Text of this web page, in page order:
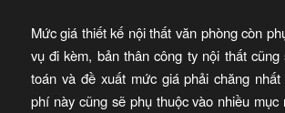
Mức giá thiết kế nội thất văn phòng còn
vụ đi kèm, bản thân công ty nội thất
toán và đề xuất mức giá phải chăng
phí này cũng sẽ phụ thuộc vào nhiều